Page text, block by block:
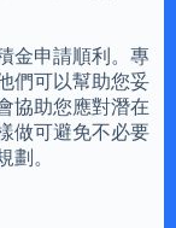
金申請順利。專
們可以幫助您妥
協助您應對潛在
做可避免不必要
劃。